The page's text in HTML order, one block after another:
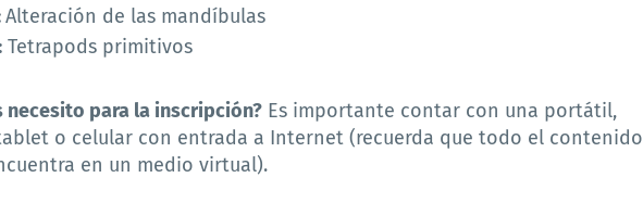
Alteración de las mandíbulas
Tetrapods primitivos
necesito para la inscripción? Es importante contar con una portátil,
o celular con entrada a Internet (recuerda que todo el contenido
en un medio virtual).